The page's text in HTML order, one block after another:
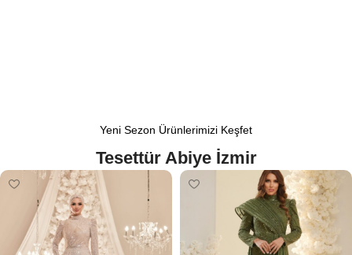
Yeni Sezon Ürünlerimizi Keşfet
Tesettür Abiye İzmir